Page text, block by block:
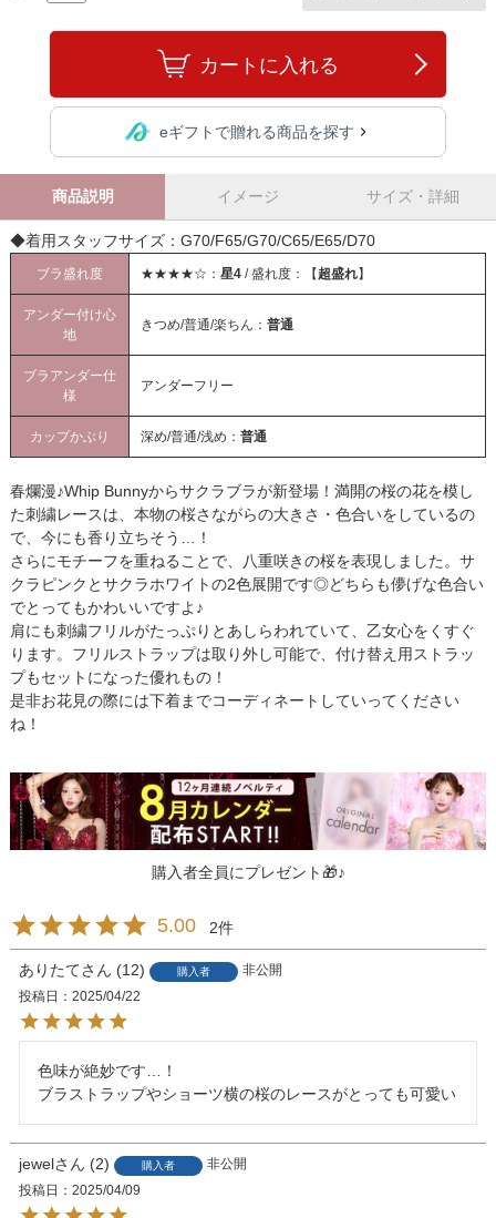
カートに入れる
eギフトで贈れる商品を探す
商品説明 イメージ サイズ・詳細
◆着用スタッフサイズ：G70/F65/G70/C65/E65/D70
ブラ盛れ度 ★★★★☆： 星4/ 盛れ度：【超盛れ】
アンダー付け心
地
きつめ/普通/楽ちん： 普通
ブラアンダー仕
様
アンダーフリー
カップかぶり 深め/普通/浅め： 普通
春爛漫♪Whip Bunnyからサクラブラが新登場！満開の桜の花を模し
た刺繍レースは、本物の桜さながらの大きさ・色合いをしているの
で、今にも香り立ちそう…！
さらにモチーフを重ねることで、八重咲きの桜を表現しました。サ
クラピンクとサクラホワイトの2色展開です◎どちらも儚げな色合い
でとってもかわいいですよ♪
肩にも刺繍フリルがたっぷりとあしらわれていて、乙女心をくすぐ
ります。フリルストラップは取り外し可能で、付け替え用ストラッ
プもセットになった優れもの！
是非お花見の際には下着までコーディネートしていってください
ね！
購入者全員にプレゼント🎁♪
5.00 2
ありたて 12 購入者
非公開
投稿日
2025/04/22
色味が絶妙です…！
ブラストラップやショーツ横の桜のレースがとっても可愛い
jewel 2 購入者
非公開
投稿日
2025/04/09